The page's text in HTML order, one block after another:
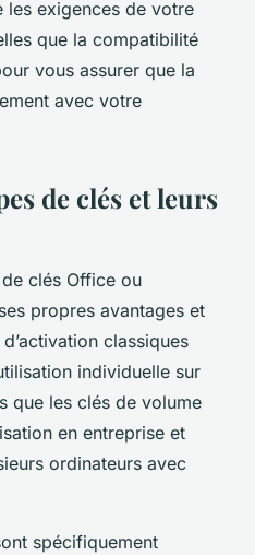
les exigences de votre
que la compatibilité
vous assurer que la
avec votre
de clés et leurs
clés Office ou
propres avantages et
classiques
individuelle sur
que les clés de volume
en entreprise et
ordinateurs avec
spécifiquement